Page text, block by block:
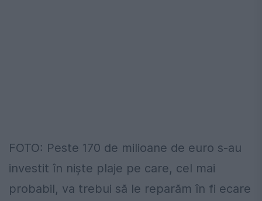
FOTO: Peste 170 de milioane de euro s-au
investit în niște plaje pe care, cel mai
probabil, va trebui să le reparăm în fi ecare